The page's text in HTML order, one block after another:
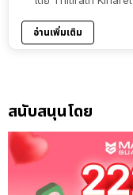
อ่านเพิ่มเติม
สนับสนุนโดย